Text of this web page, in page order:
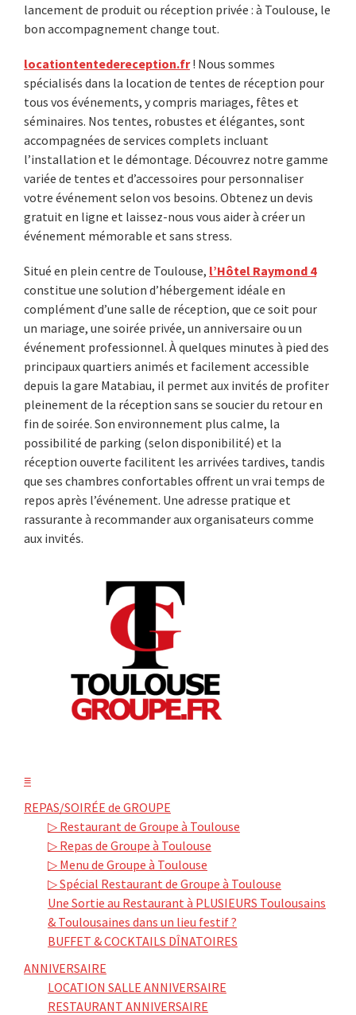
lancement de produit ou réception privée : à Toulouse, le
bon accompagnement change tout.
locationtentedereception.fr! Nous sommes
spécialisés dans la location de tentes de réception pour
tous vos événements, y compris mariages, fêtes et
séminaires. Nos tentes, robustes et élégantes, sont
accompagnées de services complets incluant
l’installation et le démontage. Découvrez notre gamme
variée de tentes et d’accessoires pour personnaliser
votre événement selon vos besoins. Obtenez un devis
gratuit en ligne et laissez-nous vous aider à créer un
événement mémorable et sans stress.
Situé en plein centre de Toulouse, l’Hôtel Raymond 4
constitue une solution d’hébergement idéale en
complément d’une salle de réception, que ce soit pour
un mariage, une soirée privée, un anniversaire ou un
événement professionnel. À quelques minutes à pied des
principaux quartiers animés et facilement accessible
depuis la gare Matabiau, il permet aux invités de profiter
pleinement de la réception sans se soucier du retour en
fin de soirée. Son environnement plus calme, la
possibilité de parking (selon disponibilité) et la
réception ouverte facilitent les arrivées tardives, tandis
que ses chambres confortables offrent un vrai temps de
repos après l’événement. Une adresse pratique et
rassurante à recommander aux organisateurs comme
aux invités.
≡
REPAS/SOIRÉE de GROUPE
▷ Restaurant de Groupe à Toulouse
▷ Repas de Groupe à Toulouse
▷ Menu de Groupe à Toulouse
▷ Spécial Restaurant de Groupe à Toulouse
Une Sortie au Restaurant à PLUSIEURS Toulousains
& Toulousaines dans un lieu festif ?
BUFFET & COCKTAILS DÎNATOIRES
ANNIVERSAIRE
LOCATION SALLE ANNIVERSAIRE
RESTAURANT ANNIVERSAIRE